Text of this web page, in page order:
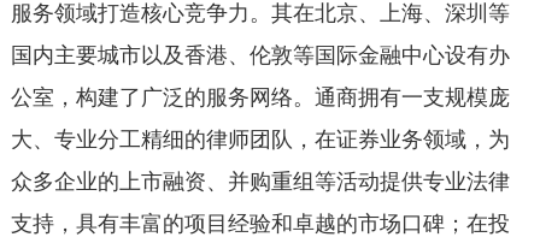
服务领域打造核心竞争力。其在北京、上海、深圳等
国内主要城市以及香港、伦敦等国际金融中心设有办
公室，构建了广泛的服务网络。通商拥有一支规模庞
大、专业分工精细的律师团队，在证券业务领域，为
众多企业的上市融资、并购重组等活动提供专业法律
支持，具有丰富的项目经验和卓越的市场口碑；在投